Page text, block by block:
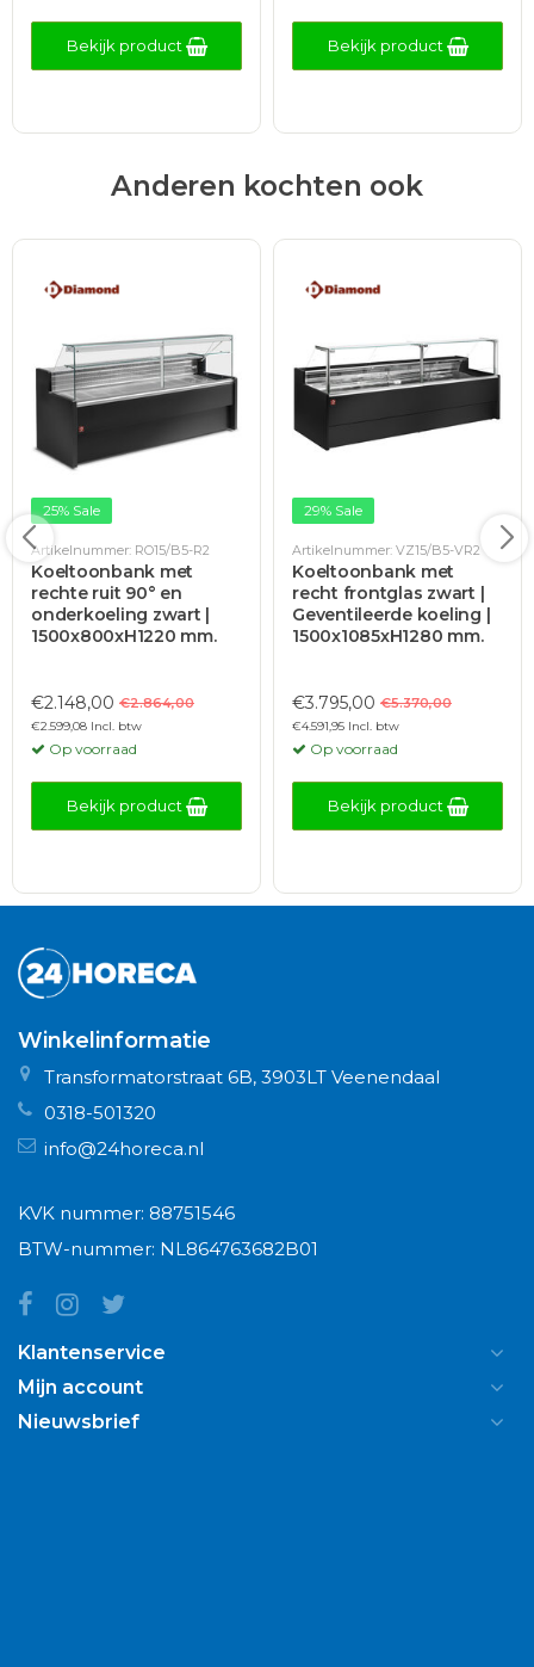
Bekijk product Bekijk product
Anderen kochten ook
25% Sale
Artikelnummer: RO15/B5-R2
Koeltoonbank met
rechte ruit 90° en
onderkoeling zwart |
1500x800xH1220 mm.
€2.148,00 €2.864,00
€2.599,08 Incl. btw
Op voorraad
Bekijk product
29% Sale
Artikelnummer: VZ15/B5-VR2
Koeltoonbank met
recht frontglas zwart |
Geventileerde koeling |
1500x1085xH1280 mm.
€3.795,00 €5.370,00
€4.591,95 Incl. btw
Op voorraad
Bekijk product
Winkelinformatie
Transformatorstraat 6B, 3903LT Veenendaal
0318-501320
info@24horeca.nl
KVK nummer: 88751546
BTW-nummer: NL864763682B01
Klantenservice
Mijn account
Nieuwsbrief